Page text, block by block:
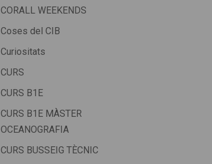
CORALL WEEKENDS
Coses del CIB
Curiositats
CURS
CURS B1E
CURS B1E MÀSTER
OCEANOGRAFIA
CURS BUSSEIG TÈCNIC